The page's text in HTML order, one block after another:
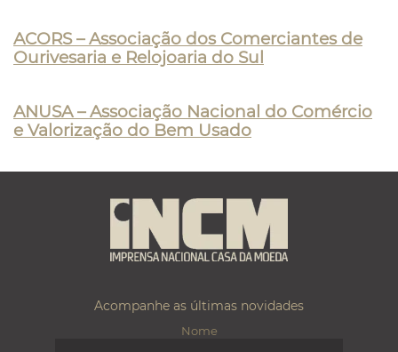
ACORS – Associação dos Comerciantes de
Ourivesaria e Relojoaria do Sul
ANUSA – Associação Nacional do Comércio
e Valorização do Bem Usado
Acompanhe as últimas novidades
Nome